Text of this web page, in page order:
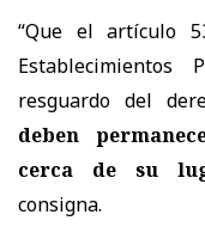
“Que el artículo
Establecimientos
resguardo del
deben
cerca de su
consigna.